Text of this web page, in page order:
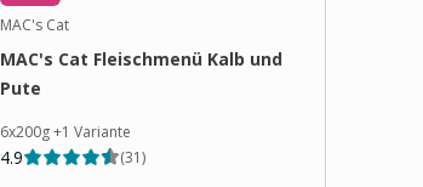
MAC's Cat
MAC's Cat Fleischmenü Kalb und
Pute
6x200g+1 Variante
4.9 (31)